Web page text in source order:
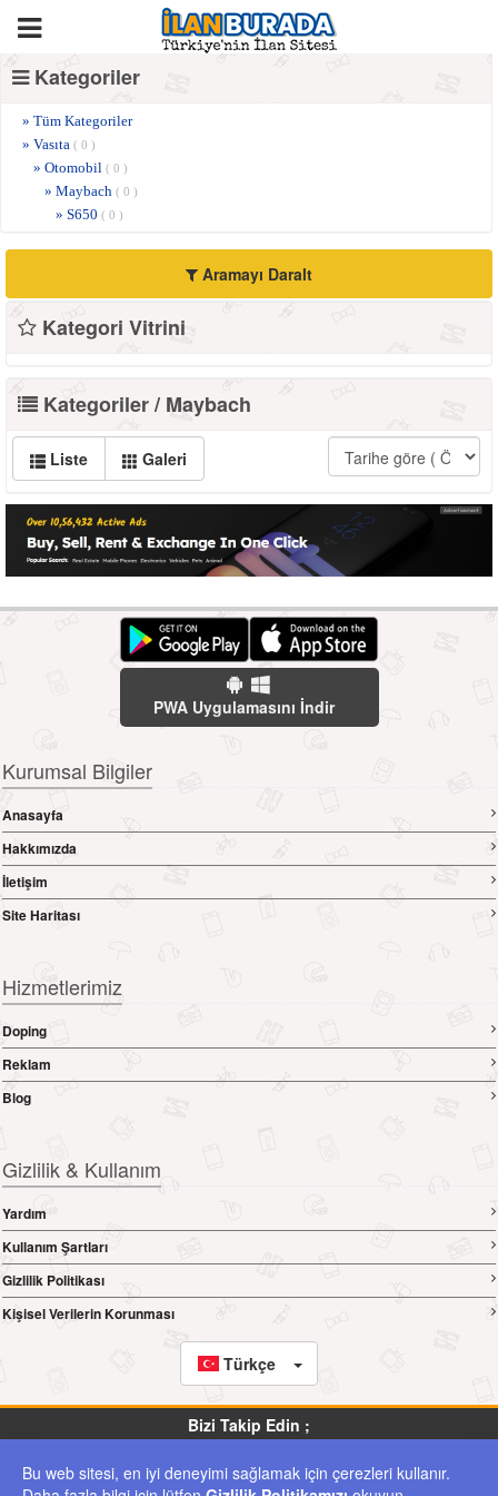
Kategoriler
» Tüm Kategoriler
» Vasıta ( 0 )
» Otomobil ( 0 )
» Maybach ( 0 )
» S650 ( 0 )
Aramayı Daralt
Kategori Vitrini
Kategoriler / Maybach
Liste Galeri
PWA Uygulamasını İndir
Kurumsal Bilgiler
Anasayfa
Hakkımızda
İletişim
Site Haritası
Hizmetlerimiz
Doping
Reklam
Blog
Gizlilik & Kullanım
Yardım
Kullanım Şartları
Gizlilik Politikası
Kişisel Verilerin Korunması
Türkçe
Bizi Takip Edin ;
ilanburada.com.tr Yer Alan Kullanıcıların Oluşturduğu Tüm İçerik, Görüş Ve Bilgilerin
Bu web sitesi, en iyi deneyimi sağlamak için çerezleri kullanır.